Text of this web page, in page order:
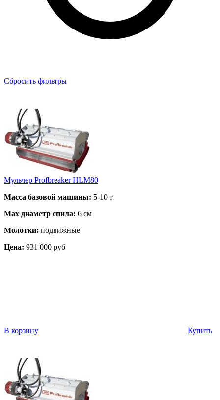
Сбросить фильтры
Мульчер Profbreaker HLM80
Масса базовой машины: 5-10 т
Max диаметр спила: 6 см
Молотки: подвижные
Цена: 931 000 руб
В корзину Купить